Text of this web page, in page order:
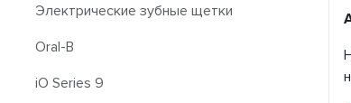
Электрические зубные щетки
Oral-B
iO Series 9